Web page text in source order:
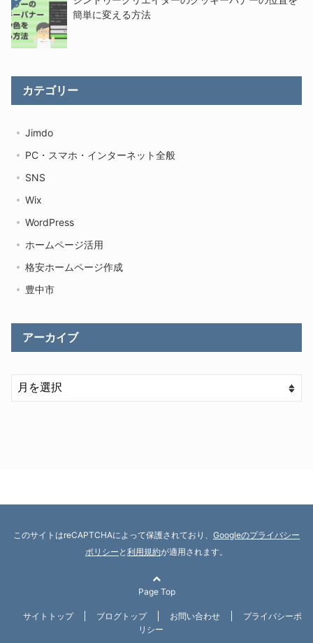
簡単に変える方法
カテゴリー
Jimdo
PC・スマホ・インターネット全般
SNS
Wix
WordPress
ホームページ活用
格安ホームページ作成
豊中市
アーカイブ
このサイトはreCAPTCHAによって保護されており、 Googleのプライバシー
ポリシー と 利用規約が適用されます。
Page Top
サイトトップ ブログトップ お問い合わせ
プライバシーポ
リシー